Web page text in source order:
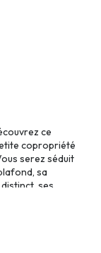
ce
copropriété
serez séduit
sa
ses
est un